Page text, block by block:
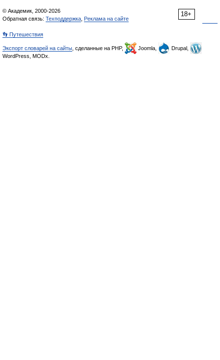
18+
© Академик, 2000-2026
Обратная связь: Техподдержка Реклама на сайте
👣 Путешествия
Экспорт словарей на сайты , сделанные на PHP, Joomla,
Drupal,
WordPress, MODx.